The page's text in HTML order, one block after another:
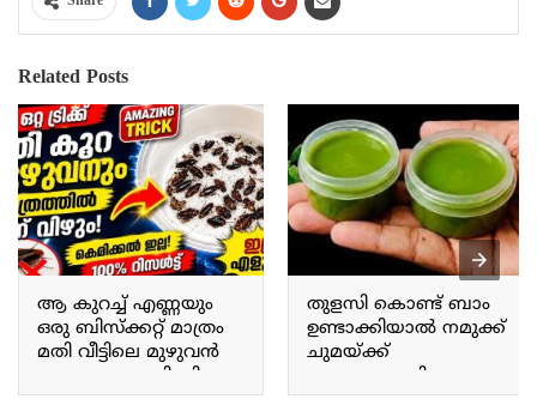
Related Posts
ആ കുറച്ച് എണ്ണയും
ഒരു ബിസ്ക്കറ്റ് മാത്രം
മതി വീട്ടിലെ മുഴുവൻ
പാറ്റയും പോയി കിട്ടും.
Just a little bit of that oil
തുളസി കൊണ്ട് ബാം
ഉണ്ടാക്കിയാൽ നമുക്ക്
ചുമയ്ക്ക്
ജലദോഷത്തിനും
ഇതൊരു പരിഹാരം